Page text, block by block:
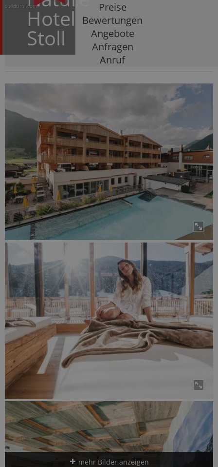
Hotel
Stoll
suedtirol.com
Preise
Bewertungen
Angebote
Anfragen
Anruf
mehr Bilder anzeigen